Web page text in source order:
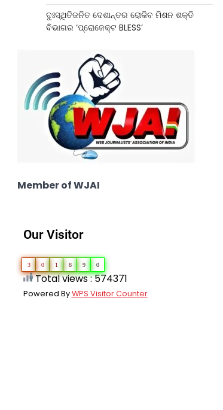
ଦୁଃସ୍ଥିତିଜନିତ ଦେଶାନ୍ତର ରୋକିବ ମିଶନ ଶକ୍ତି
ବିଭାଗର ‘ପ୍ରୋଜେକ୍ଟ BLESS’
Member of WJAI
Our Visitor
3 0 1 8 9 0
Total views : 574371
Powered ByWPS Visitor Counter